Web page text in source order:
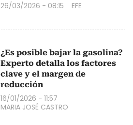
26/03/2026 - 08:15 EFE
¿Es posible bajar la gasolina?
Experto detalla los factores
clave y el margen de
reducción
16/01/2026 - 11:57
MARIA JOSÉ CASTRO